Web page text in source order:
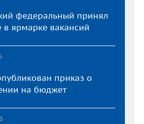
федеральный принял
в ярмарке вакансий
приказ о
на бюджет